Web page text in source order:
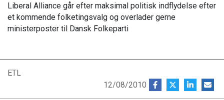
Podcast
Liberal Alliance går efter maksimal politisk indflydelse efter
et kommende folketingsvalg og overlader gerne
ministerposter til Dansk Folkeparti
ETL
12/08/2010